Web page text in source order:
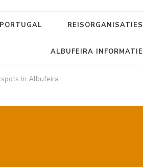
REISORGANISATIES
ALBUFEIRA INFORMATIE
in Albufeira